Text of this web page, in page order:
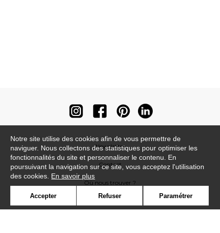
Newsletter
Contact
Où nous trouver ?
Notre site utilise des cookies afin de vous permettre de
naviguer. Nous collectons des statistiques pour optimiser les
fonctionnalités du site et personnaliser le contenu. En
poursuivant la navigation sur ce site, vous acceptez l'utilisation
des cookies. En savoir plus
Accepter Refuser Paramétrer